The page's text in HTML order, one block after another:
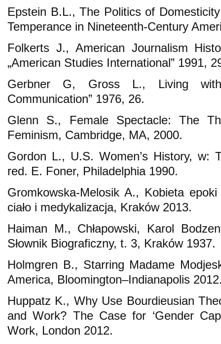
Epstein B.L., The Politics of
Temperance in Nineteenth-Century
Folkerts J., American Journalism
„American Studies International” 1991,
Gerbner G, Gross L., Living
Communication” 1976, 26.
Glenn S., Female Spectacle: The
Feminism, Cambridge, MA, 2000.
Gordon L., U.S. Women’s History, w:
red. E. Foner, Philadelphia 1990.
Gromkowska-Melosik A., Kobieta
ciało i medykalizacja, Kraków 2013.
Haiman M., Chłapowski, Karol
Słownik Biograficzny, t. 3, Kraków 1937.
Holmgren B., Starring Madame
America, Bloomington–Indianapolis
Huppatz K., Why Use Bourdieusian
and Work? The Case for ‘Gender
Work, London 2012.